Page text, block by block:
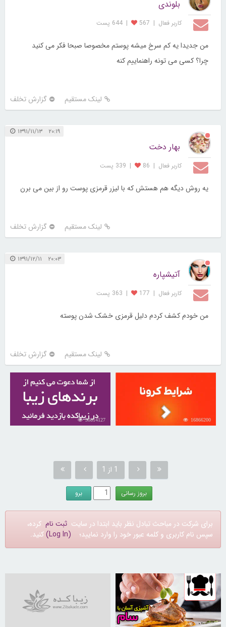
بلوندی
کاربر فعال |
567
| 644 پست
من جدیدا یه کم سرخ میشه پوستم مخصوصا صبحا فکر می کنید
چرا؟ کسی می تونه راهنماییم کنه
لینک مستقیم گزارش تخلف
۲۰:۱۹ ۱۳۹۱/۱۱/۱۳
بهار دخت
کاربر فعال |
86
| 339 پست
یه روش دیگه هم هستش که با لیزر قرمزی پوست رو از بین می برن
لینک مستقیم گزارش تخلف
۲۰:۰۳ ۱۳۹۱/۱۲/۱۱
آتیشپاره
کاربر فعال |
177
| 363 پست
من خودم کشف کردم دلیل قرمزی خشک شدن پوسته
لینک مستقیم گزارش تخلف
16866200
30814127
1 از 1
برای شرکت در مباحث تبادل نظر باید ابتدا در سایت ثبت نام کرده،
سپس نام کاربری و کلمه عبور خود را وارد نمایید؛ (Log In) کنید.
30252995